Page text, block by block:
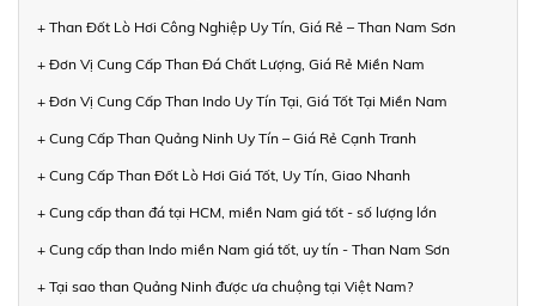
+ Than Đốt Lò Hơi Công Nghiệp Uy Tín, Giá Rẻ – Than Nam Sơn
+ Đơn Vị Cung Cấp Than Đá Chất Lượng, Giá Rẻ Miền Nam
+ Đơn Vị Cung Cấp Than Indo Uy Tín Tại, Giá Tốt Tại Miền Nam
+ Cung Cấp Than Quảng Ninh Uy Tín – Giá Rẻ Cạnh Tranh
+ Cung Cấp Than Đốt Lò Hơi Giá Tốt, Uy Tín, Giao Nhanh
+ Cung cấp than đá tại HCM, miền Nam giá tốt - số lượng lớn
+ Cung cấp than Indo miền Nam giá tốt, uy tín - Than Nam Sơn
+ Tại sao than Quảng Ninh được ưa chuộng tại Việt Nam?